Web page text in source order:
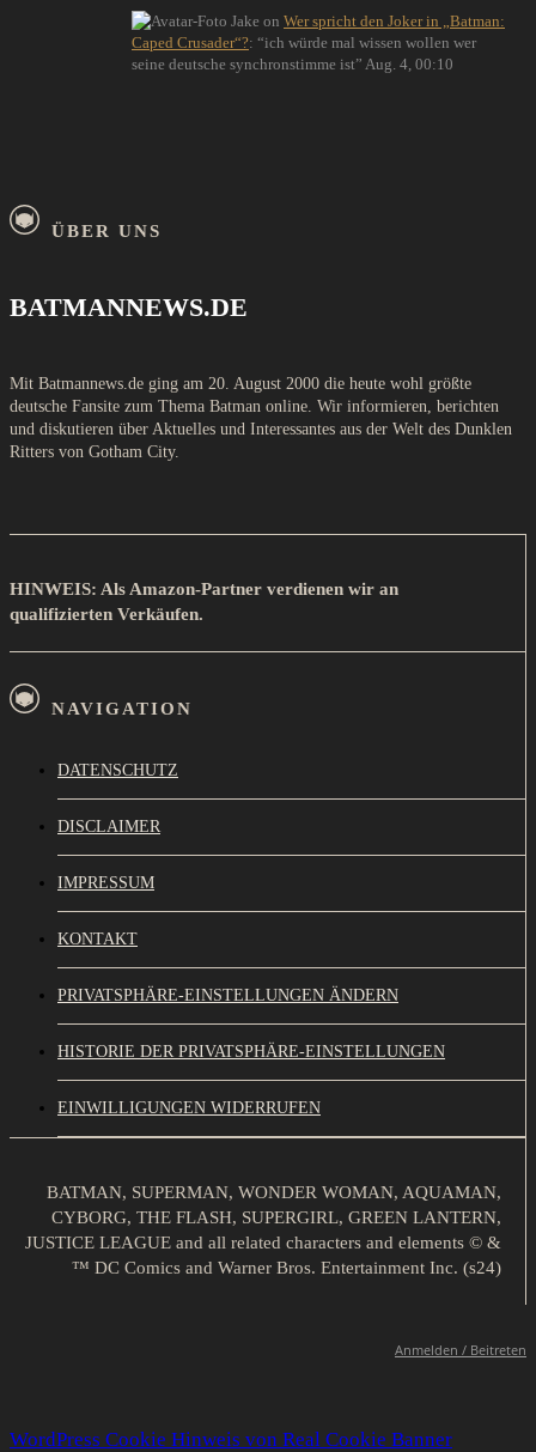
Jake on Wer spricht den Joker in „Batman:
Caped Crusader“?: “ich würde mal wissen wollen wer
seine deutsche synchronstimme ist” Aug. 4, 00:10
ÜBER UNS
BATMANNEWS.DE
Mit Batmannews.de ging am 20. August 2000 die heute wohl größte
deutsche Fansite zum Thema Batman online. Wir informieren, berichten
und diskutieren über Aktuelles und Interessantes aus der Welt des Dunklen
Ritters von Gotham City.
HINWEIS: Als Amazon-Partner verdienen wir an
qualifizierten Verkäufen.
NAVIGATION
DATENSCHUTZ
DISCLAIMER
IMPRESSUM
KONTAKT
PRIVATSPHÄRE-EINSTELLUNGEN ÄNDERN
HISTORIE DER PRIVATSPHÄRE-EINSTELLUNGEN
EINWILLIGUNGEN WIDERRUFEN
BATMAN, SUPERMAN, WONDER WOMAN, AQUAMAN,
CYBORG, THE FLASH, SUPERGIRL, GREEN LANTERN,
JUSTICE LEAGUE and all related characters and elements © &
™ DC Comics and Warner Bros. Entertainment Inc. (s24)
Anmelden / Beitreten
WordPress Cookie Hinweis von Real Cookie Banner